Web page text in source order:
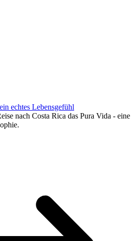
echtes Lebensgefühl
nach Costa Rica das Pura Vida - eine